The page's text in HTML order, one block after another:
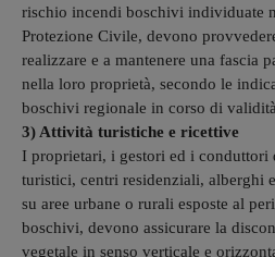
rischio incendi boschivi individuate
Protezione Civile, devono
realizzare e a mantenere una fascia
nella loro proprietà, secondo le
boschivi regionale in corso di
3) Attività turistiche e ricettive
I proprietari, i gestori ed i
turistici, centri residenziali, alberghi
su aree urbane o rurali esposte al
boschivi, devono assicurare la
vegetale in senso verticale e